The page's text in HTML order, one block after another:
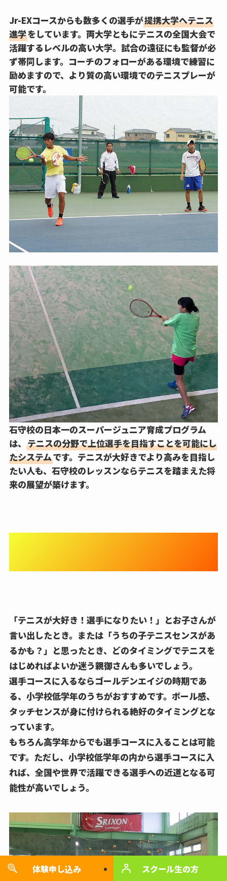
キャンペーン
体験申し込み スクール生の方
Jr-EXコースからも数多くの選手が提携大学へテニス
進学をしています。両大学ともにテニスの全国大会で
活躍するレベルの高い大学。試合の遠征にも監督が必
ず帯同します。 コーチのフォローがある環境で練習に
励めますので、より質の高い環境でのテニスプレーが
可能です。
石守校の日本一のスーパージュニア育成プログラム
は、 テニスの分野で上位選手を目指すことを可能にし
たシステムです。テニスが大好きでより高みを目指し
たい人も、石守校のレッスンならテニスを踏まえた将
来の展望が築けます。
「テニスが大好き！選手になりたい！」とお子さんが
言い出したとき。または「うちの子テニスセンスがあ
るかも？」と思ったとき、どのタイミングでテニスを
はじめればよいか迷う親御さんも多いでしょう。
選手コースに入るならゴールデンエイジの時期であ
る、小学校低学年のうちがおすすめです。ボール感、
タッチセンスが身に付けられる絶好のタイミングとな
っています。
もちろん高学年からでも選手コースに入ることは可能
です。ただし、小学校低学年の内から選手コースに入
れば、全国や世界で活躍できる選手への近道となる可
能性が高いでしょう。